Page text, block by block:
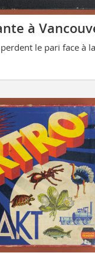
à
le pari face à la